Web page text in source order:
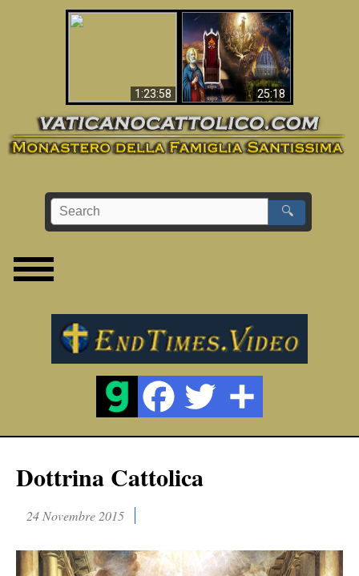
1:23:58 25:18
La Bibbia ha previsto
70 anni senza Papa?
🔍
Dottrina Cattolica
24 Novembre 2015